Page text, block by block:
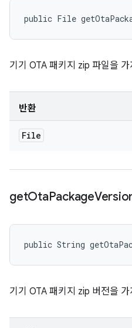
public File
기기 OTA 패키지 zip 파일을
반환
File
getOtaPackage
public String
기기 OTA 패키지 zip 버전을